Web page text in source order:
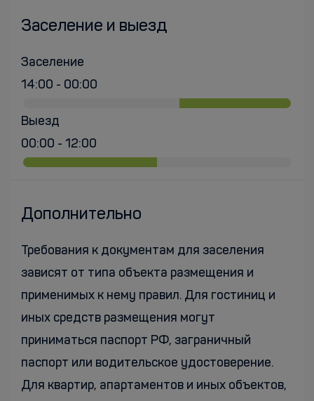
Заселение и выезд
Заселение
14:00 - 00:00
Выезд
00:00 - 12:00
Дополнительно
Требования к документам для заселения
зависят от типа объекта размещения и
применимых к нему правил. Для гостиниц и
иных средств размещения могут
приниматься паспорт РФ, заграничный
паспорт или водительское удостоверение.
Для квартир, апартаментов и иных объектов,